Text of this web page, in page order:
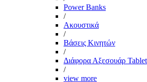
Power Banks
/
Ακουστικά
/
Βάσεις Κινητών
/
Διάφορα Αξεσουάρ Tablet
/
view more